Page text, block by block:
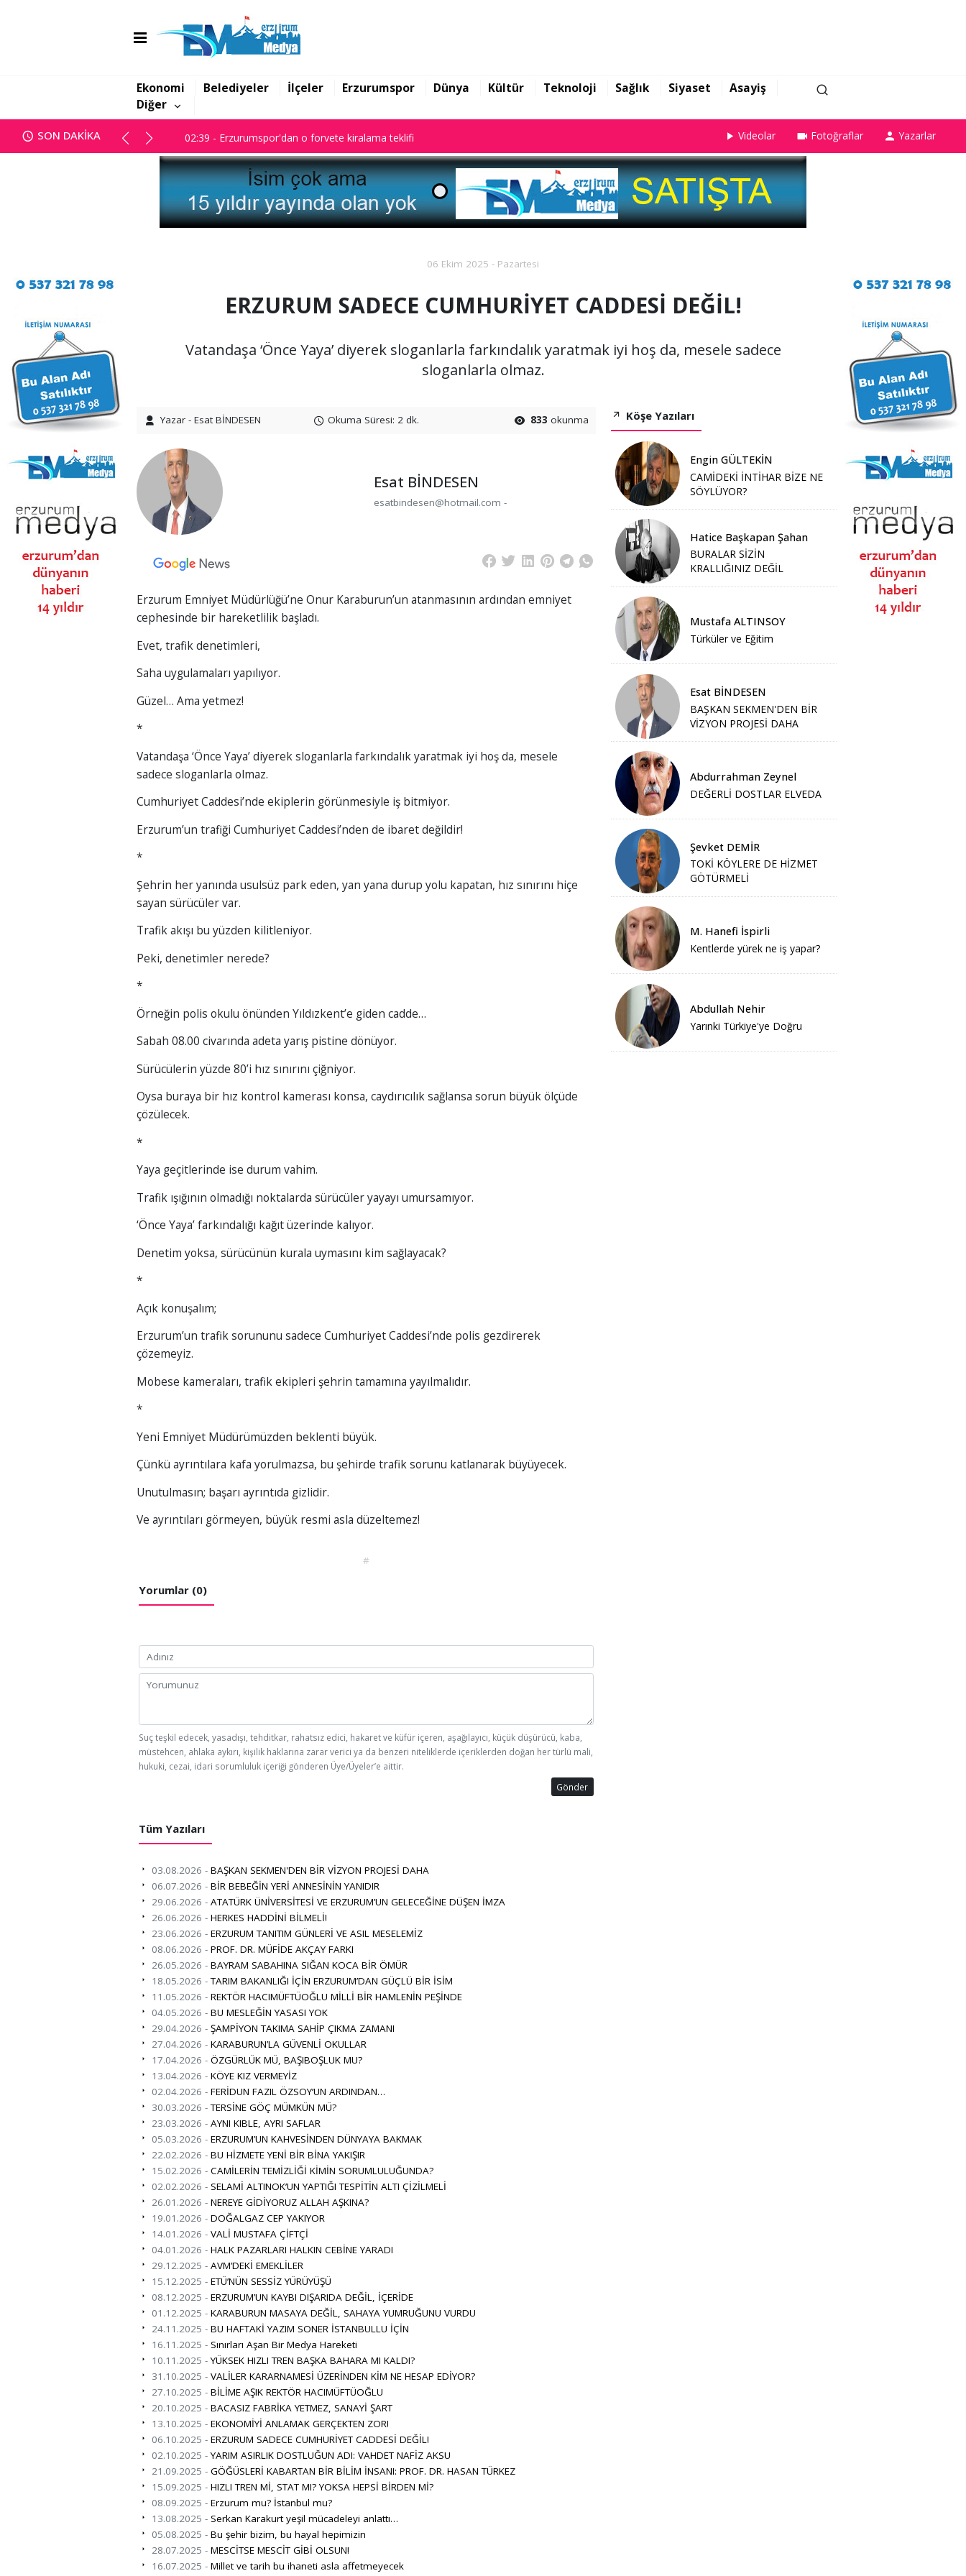
Ekonomi Belediyeler İlçeler Erzurumspor Dünya Kültür Teknoloji Sağlık Siyaset
Asayiş
Diğer
SON DAKİKA
01:47 - Erzurum BB Meclisi kararları ile gündem oldu
02:39 - Erzurumspor'dan o forvete kiralama teklifi
02:39 - Erzurumspor'dan o forvete kiralama teklifi Videolar Fotoğraflar Yazarlar
06 Ekim 2025 - Pazartesi
ERZURUM SADECE CUMHURİYET CADDESİ DEĞİL!
Vatandaşa ‘Önce Yaya’ diyerek sloganlarla farkındalık yaratmak iyi hoş da, mesele sadece
sloganlarla olmaz.
Yazar - Esat BİNDESEN Okuma Süresi: 2 dk. 833 okunma
Esat BİNDESEN
esatbindesen@hotmail.com -
Erzurum Emniyet Müdürlüğü’ne Onur Karaburun’un atanmasının ardından emniyet
cephesinde bir hareketlilik başladı.
Evet, trafik denetimleri,
Saha uygulamaları yapılıyor.
Güzel… Ama yetmez!
*
Vatandaşa ‘Önce Yaya’ diyerek sloganlarla farkındalık yaratmak iyi hoş da, mesele
sadece sloganlarla olmaz.
Cumhuriyet Caddesi’nde ekiplerin görünmesiyle iş bitmiyor.
Erzurum’un trafiği Cumhuriyet Caddesi’nden de ibaret değildir!
*
Şehrin her yanında usulsüz park eden, yan yana durup yolu kapatan, hız sınırını hiçe
sayan sürücüler var.
Trafik akışı bu yüzden kilitleniyor.
Peki, denetimler nerede?
*
Örneğin polis okulu önünden Yıldızkent’e giden cadde…
Sabah 08.00 civarında adeta yarış pistine dönüyor.
Sürücülerin yüzde 80’i hız sınırını çiğniyor.
Oysa buraya bir hız kontrol kamerası konsa, caydırıcılık sağlansa sorun büyük ölçüde
çözülecek.
*
Yaya geçitlerinde ise durum vahim.
Trafik ışığının olmadığı noktalarda sürücüler yayayı umursamıyor.
‘Önce Yaya’ farkındalığı kağıt üzerinde kalıyor.
Denetim yoksa, sürücünün kurala uymasını kim sağlayacak?
*
Açık konuşalım;
Erzurum’un trafik sorununu sadece Cumhuriyet Caddesi’nde polis gezdirerek
çözemeyiz.
Mobese kameraları, trafik ekipleri şehrin tamamına yayılmalıdır.
*
Yeni Emniyet Müdürümüzden beklenti büyük.
Çünkü ayrıntılara kafa yorulmazsa, bu şehirde trafik sorunu katlanarak büyüyecek.
Unutulmasın; başarı ayrıntıda gizlidir.
Ve ayrıntıları görmeyen, büyük resmi asla düzeltemez!
#
Yorumlar (0)
Suç teşkil edecek, yasadışı, tehditkar, rahatsız edici, hakaret ve küfür içeren, aşağılayıcı, küçük düşürücü, kaba,
müstehcen, ahlaka aykırı, kişilik haklarına zarar verici ya da benzeri niteliklerde içeriklerden doğan her türlü mali,
hukuki, cezai, idari sorumluluk içeriği gönderen Üye/Üyeler’e aittir.
Gönder
Tüm Yazıları
03.08.2026 - BAŞKAN SEKMEN'DEN BİR VİZYON PROJESİ DAHA
06.07.2026 - BİR BEBEĞİN YERİ ANNESİNİN YANIDIR
29.06.2026 - ATATÜRK ÜNİVERSİTESİ VE ERZURUM’UN GELECEĞİNE DÜŞEN İMZA
26.06.2026 - HERKES HADDİNİ BİLMELİ!
23.06.2026 - ERZURUM TANITIM GÜNLERİ VE ASIL MESELEMİZ
08.06.2026 - PROF. DR. MÜFİDE AKÇAY FARKI
26.05.2026 - BAYRAM SABAHINA SIĞAN KOCA BİR ÖMÜR
18.05.2026 -TARIM BAKANLIĞI İÇİN ERZURUM’DAN GÜÇLÜ BİR İSİM
11.05.2026 - REKTÖR HACIMÜFTÜOĞLU MİLLİ BİR HAMLENİN PEŞİNDE
04.05.2026 - BU MESLEĞİN YASASI YOK
29.04.2026 - ŞAMPİYON TAKIMA SAHİP ÇIKMA ZAMANI
27.04.2026 - KARABURUN’LA GÜVENLİ OKULLAR
17.04.2026 - ÖZGÜRLÜK MÜ, BAŞIBOŞLUK MU?
13.04.2026 - KÖYE KIZ VERMEYİZ
02.04.2026 - FERİDUN FAZIL ÖZSOY’UN ARDINDAN…
30.03.2026 -TERSİNE GÖÇ MÜMKÜN MÜ?
23.03.2026 - AYNI KIBLE, AYRI SAFLAR
05.03.2026 - ERZURUM’UN KAHVESİNDEN DÜNYAYA BAKMAK
22.02.2026 - BU HİZMETE YENİ BİR BİNA YAKIŞIR
15.02.2026 - CAMİLERİN TEMİZLİĞİ KİMİN SORUMLULUĞUNDA?
02.02.2026 - SELAMİ ALTINOK’UN YAPTIĞI TESPİTİN ALTI ÇİZİLMELİ
26.01.2026 - NEREYE GİDİYORUZ ALLAH AŞKINA?
19.01.2026 - DOĞALGAZ CEP YAKIYOR
14.01.2026 - VALİ MUSTAFA ÇİFTÇİ
04.01.2026 - HALK PAZARLARI HALKIN CEBİNE YARADI
29.12.2025 - AVM’DEKİ EMEKLİLER
15.12.2025 - ETÜ’NÜN SESSİZ YÜRÜYÜŞÜ
08.12.2025 - ERZURUM’UN KAYBI DIŞARIDA DEĞİL, İÇERİDE
01.12.2025 - KARABURUN MASAYA DEĞİL, SAHAYA YUMRUĞUNU VURDU
24.11.2025 - BU HAFTAKİ YAZIM SONER İSTANBULLU İÇİN
16.11.2025 - Sınırları Aşan Bir Medya Hareketi
10.11.2025 -YÜKSEK HIZLI TREN BAŞKA BAHARA MI KALDI?
31.10.2025 - VALİLER KARARNAMESİ ÜZERİNDEN KİM NE HESAP EDİYOR?
27.10.2025 - BİLİME AŞIK REKTÖR HACIMÜFTÜOĞLU
20.10.2025 - BACASIZ FABRİKA YETMEZ, SANAYİ ŞART
13.10.2025 - EKONOMİYİ ANLAMAK GERÇEKTEN ZOR!
06.10.2025 - ERZURUM SADECE CUMHURİYET CADDESİ DEĞİL!
02.10.2025 -YARIM ASIRLIK DOSTLUĞUN ADI: VAHDET NAFİZ AKSU
21.09.2025 - GÖĞÜSLERİ KABARTAN BİR BİLİM İNSANI: PROF. DR. HASAN TÜRKEZ
15.09.2025 - HIZLI TREN Mİ, STAT MI? YOKSA HEPSİ BİRDEN Mİ?
08.09.2025 - Erzurum mu? İstanbul mu?
13.08.2025 - Serkan Karakurt yeşil mücadeleyi anlattı…
05.08.2025 - Bu şehir bizim, bu hayal hepimizin
28.07.2025 - MESCİTSE MESCİT GİBİ OLSUN!
16.07.2025 - Millet ve tarih bu ihaneti asla affetmeyecek
Köşe Yazıları
Engin GÜLTEKİN
CAMİDEKİ İNTİHAR BİZE NE
SÖYLÜYOR?
Hatice Başkapan Şahan
BURALAR SİZİN
KRALLIĞINIZ DEĞİL
Mustafa ALTINSOY
Türküler ve Eğitim
Esat BİNDESEN
BAŞKAN SEKMEN'DEN BİR
VİZYON PROJESİ DAHA
Abdurrahman Zeynel
DEĞERLİ DOSTLAR ELVEDA
Şevket DEMİR
TOKİ KÖYLERE DE HİZMET
GÖTÜRMELİ
M. Hanefi İspirli
Kentlerde yürek ne iş yapar?
Abdullah Nehir
Yarınki Türkiye'ye Doğru